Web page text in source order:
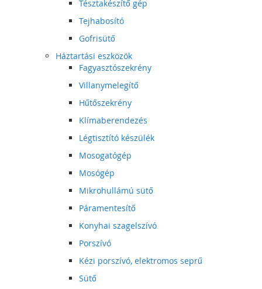
Tésztakészítő gép
Tejhabosító
Gofrisütő
Háztartási eszközök
Fagyasztószekrény
Villanymelegítő
Hűtőszekrény
Klímaberendezés
Légtisztító készülék
Mosogatógép
Mosógép
Mikrohullámú sütő
Páramentesítő
Konyhai szagelszívó
Porszívó
Kézi porszívó, elektromos seprű
Sütő